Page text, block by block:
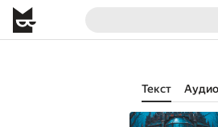
Текст Аудио